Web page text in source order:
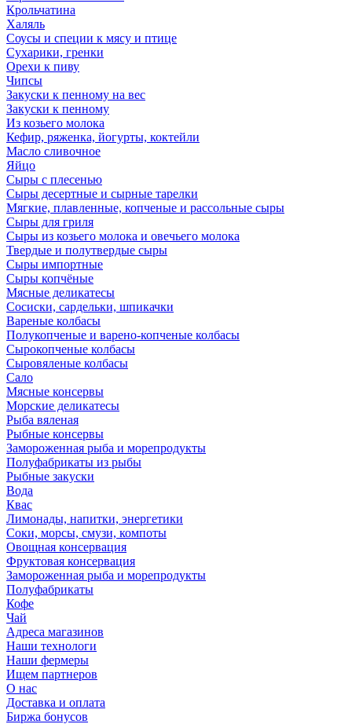
Крольчатина
Халяль
Соусы и специи к мясу и птице
Сухарики, гренки
Орехи к пиву
Чипсы
Закуски к пенному на вес
Закуски к пенному
Из козьего молока
Кефир, ряженка, йогурты, коктейли
Масло сливочное
Яйцо
Сыры с плесенью
Сыры десертные и сырные тарелки
Мягкие, плавленные, копченые и рассольные сыры
Сыры для гриля
Сыры из козьего молока и овечьего молока
Твердые и полутвердые сыры
Сыры импортные
Сыры копчёные
Мясные деликатесы
Сосиски, сардельки, шпикачки
Вареные колбасы
Полукопченые и варено-копченые колбасы
Сырокопченые колбасы
Сыровяленые колбасы
Сало
Мясные консервы
Морские деликатесы
Рыба вяленая
Рыбные консервы
Замороженная рыба и морепродукты
Полуфабрикаты из рыбы
Рыбные закуски
Вода
Квас
Лимонады, напитки, энергетики
Соки, морсы, смузи, компоты
Овощная консервация
Фруктовая консервация
Замороженная рыба и морепродукты
Полуфабрикаты
Кофе
Чай
Адреса магазинов
Наши технологи
Наши фермеры
Ищем партнеров
О нас
Доставка и оплата
Биржа бонусов